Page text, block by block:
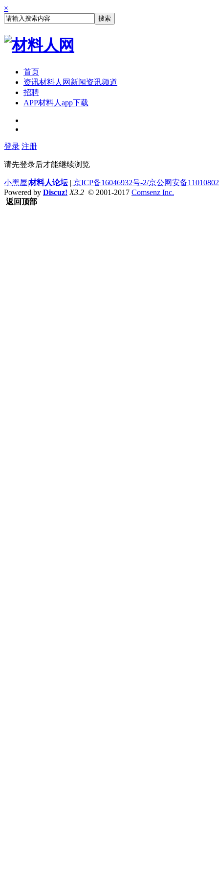
×
搜索
首页
资讯材料人网新闻资讯频道
招聘
APP材料人app下载
登录 注册
请先登录后才能继续浏览
小黑屋|材料人论坛 | 京ICP备16046932号-2/京公网安备
Powered by Discuz! X3.2 © 2001-2017 Comsenz Inc.
返回顶部